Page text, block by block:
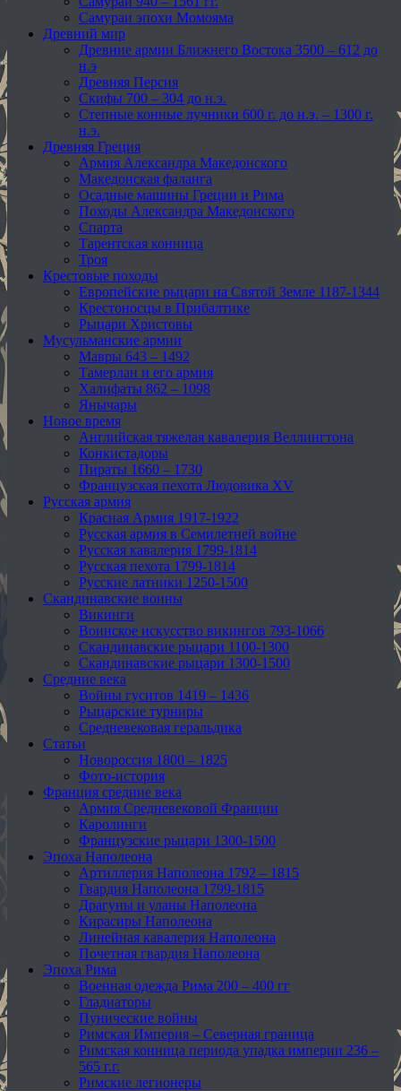
Самураи эпохи Момояма
Древний мир
Древние армии Ближнего Востока 3500 – 612 до
н.э
Древняя Персия
Скифы 700 – 304 до н.э.
Степные конные лучники 600 г. до н.э. – 1300 г.
н.э.
Древняя Греция
Армия Александра Македонского
Македонская фаланга
Осадные машины Греции и Рима
Походы Александра Македонского
Спарта
Тарентская конница
Троя
Крестовые походы
Европейские рыцари на Святой Земле 1187-1344
Крестоносцы в Прибалтике
Рыцари Христовы
Мусульманские армии
Мавры 643 – 1492
Тамерлан и его армия
Халифаты 862 – 1098
Янычары
Новое время
Английская тяжелая кавалерия Веллингтона
Конкистадоры
Пираты 1660 – 1730
Французская пехота Людовика XV
Русская армия
Красная Армия 1917-1922
Русская армия в Семилетней войне
Русская кавалерия 1799-1814
Русская пехота 1799-1814
Русские латники 1250-1500
Скандинавские воины
Викинги
Воинское искусство викингов 793-1066
Скандинавские рыцари 1100-1300
Скандинавские рыцари 1300-1500
Средние века
Войны гуситов 1419 – 1436
Рыцарские турниры
Средневековая геральдика
Статьи
Новороссия 1800 – 1825
Фото-история
Франция средние века
Армия Средневековой Франции
Каролинги
Французские рыцари 1300-1500
Эпоха Наполеона
Артиллерия Наполеона 1792 – 1815
Гвардия Наполеона 1799-1815
Драгуны и уланы Наполеона
Кирасиры Наполеона
Линейная кавалерия Наполеона
Почетная гвардия Наполеона
Эпоха Рима
Военная одежда Рима 200 – 400 гг
Гладиаторы
Пунические войны
Римская Империя – Северная граница
Римская конница периода упадка империи 236 –
565 г.г.
Римские легионеры